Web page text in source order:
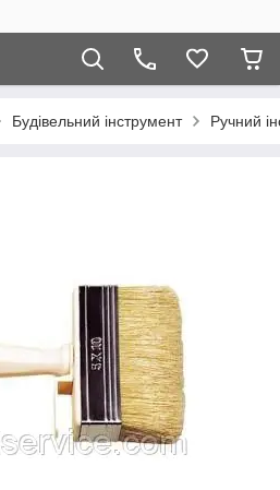
Будівельний інструмент Ручний